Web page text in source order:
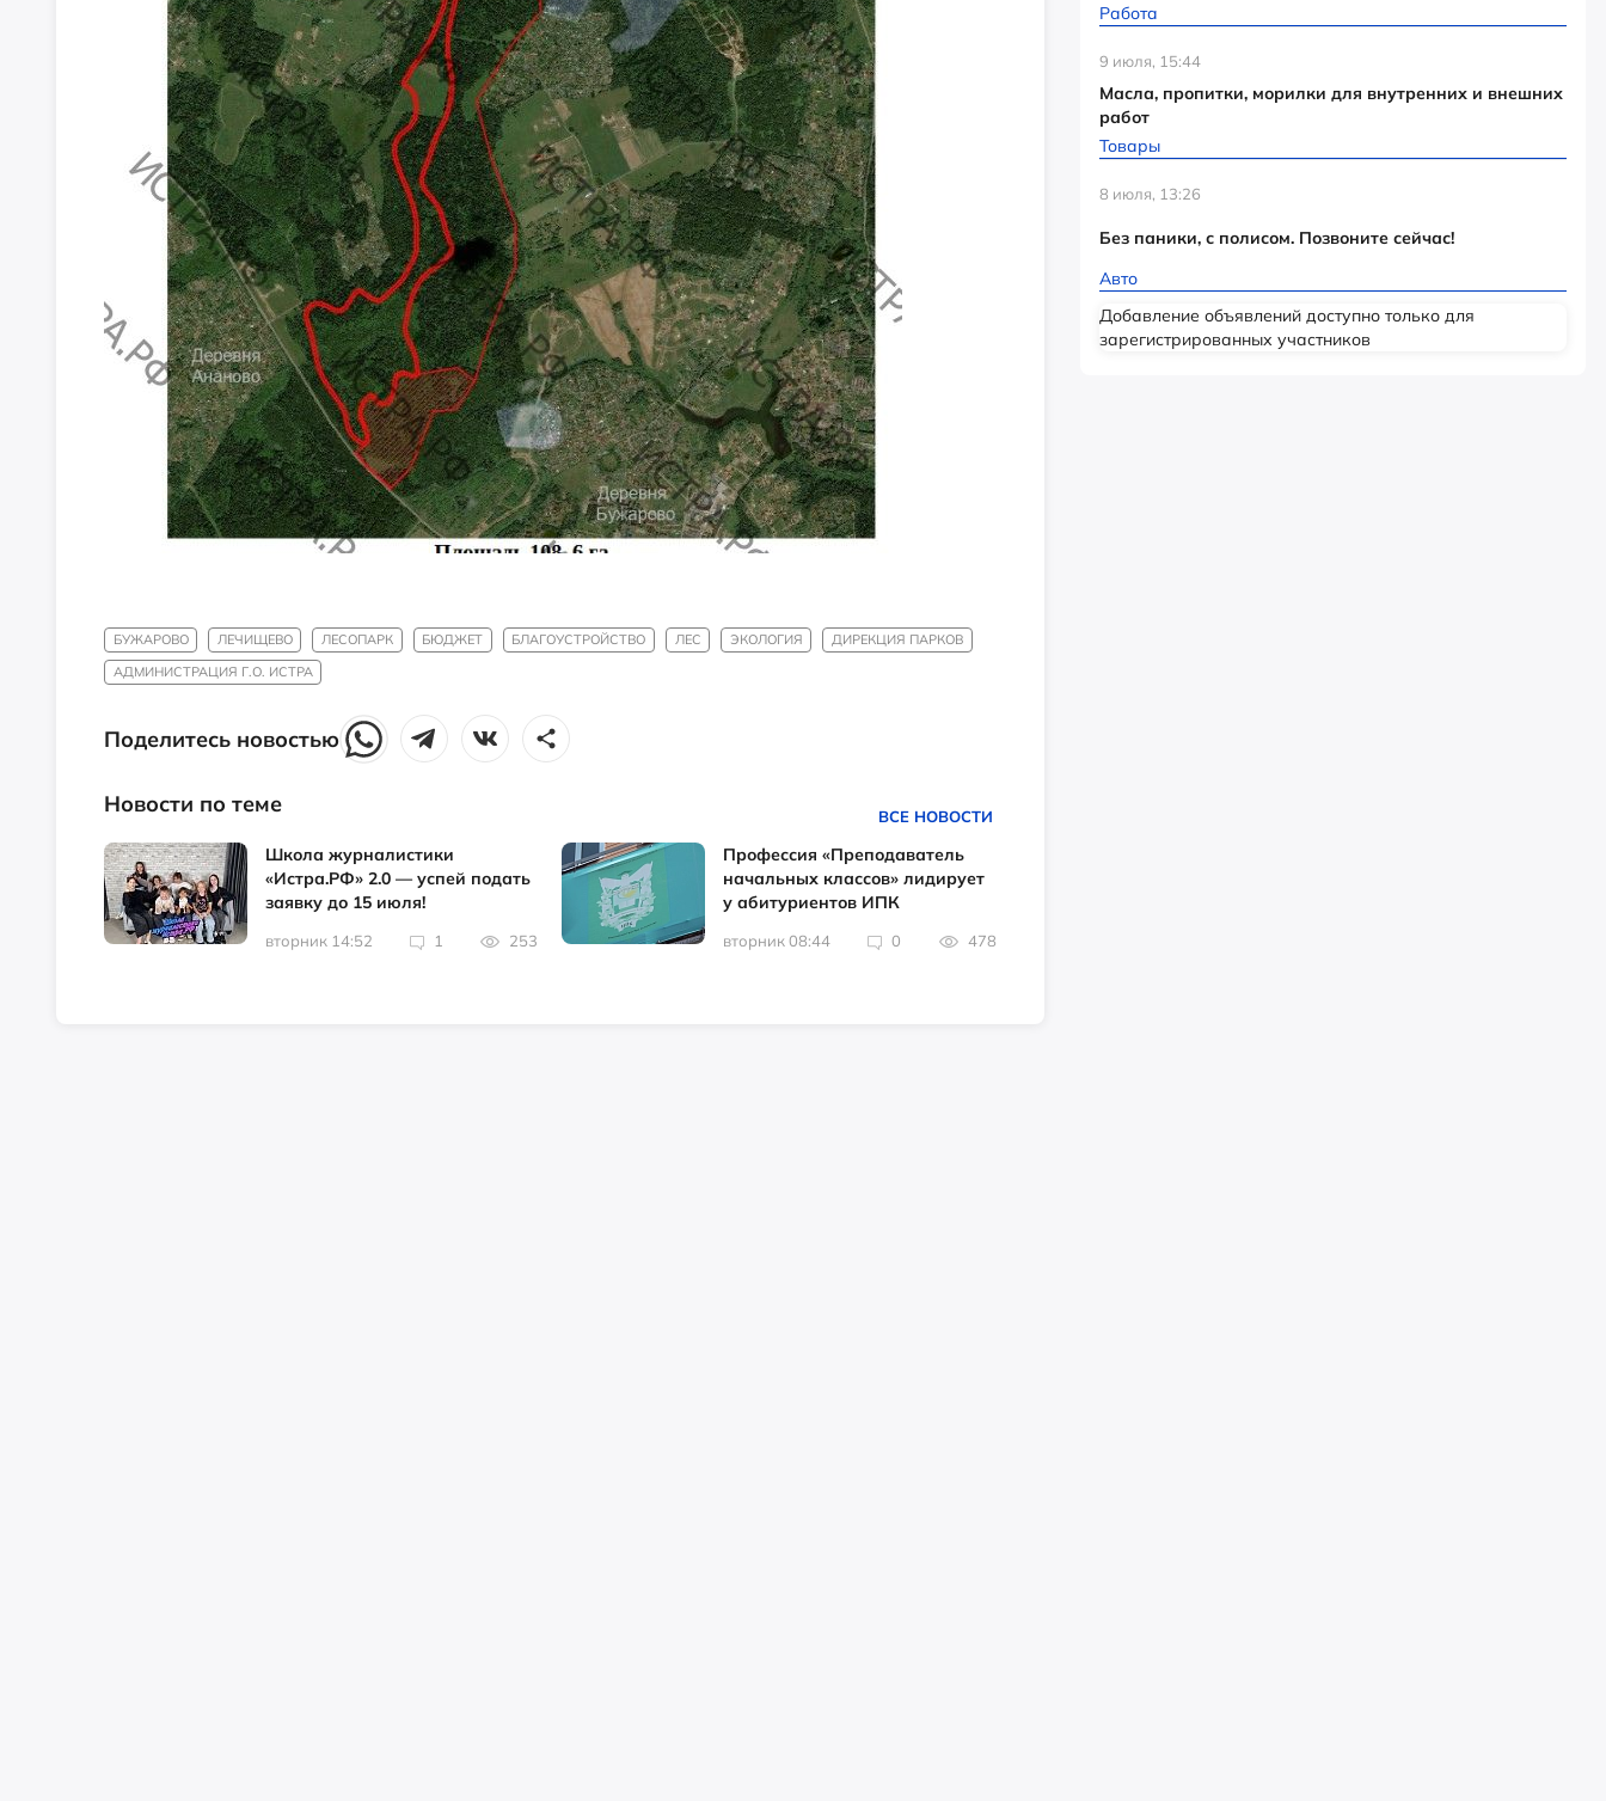
БУЖАРОВО ЛЕЧИЩЕВО ЛЕСОПАРК БЮДЖЕТ БЛАГОУСТРОЙСТВО ЛЕС ЭКОЛОГИЯ
ДИРЕКЦИЯ ПАРКОВ
АДМИНИСТРАЦИЯ Г.О. ИСТРА
Поделитесь новостью
Новости по теме ВСЕ НОВОСТИ
Школа журналистики
«Истра.РФ» 2.0 — успей подать
заявку до 15 июля!
вторник 14:52 1 253
Профессия «Преподаватель
начальных классов» лидирует
у абитуриентов ИПК
вторник 08:44 0 478
Работа
9 июля, 15:44
Масла, пропитки, морилки для внутренних и внешних
работ
Товары
8 июля, 13:26
Без паники, с полисом. Позвоните сейчас!
Авто
Добавление объявлений доступно только для
зарегистрированных участников